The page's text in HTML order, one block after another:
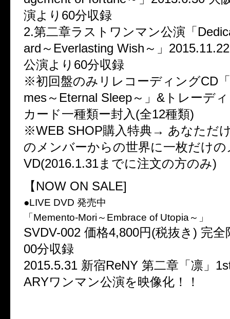
演より60分収録
2.第二章ラストワンマン公演「
ard～Everlasting Wish～」
公演より60分収録
※初回盤のみリレコーディングCD
mes～Eternal Sleep～」&トレーデ
カード一種類ー封入(全12種類)
※WEB SHOP購入特典→ あなただ
のメンバーからの世界に一枚だけ
VD(2016.1.31までに注文の方のみ)
【NOW ON SALE]
●LIVE DVD 発売中
「Memento-Mori～Embrace of Utopia～」
SVDV-002 価格4,800円(税抜き) 完全
00分収録
2015.5.31 新宿ReNY 第二章「凛」
ARYワンマン公演を映像化！！